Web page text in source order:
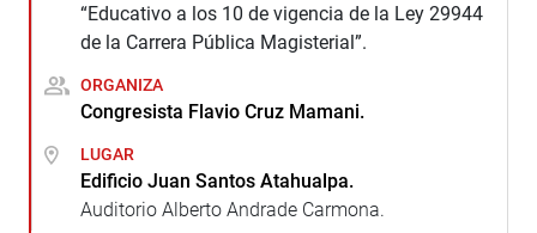
“Educativo a los 10 de vigencia de la Ley 29944
de la Carrera Pública Magisterial”.
ORGANIZA
Congresista Flavio Cruz Mamani.
LUGAR
Edificio Juan Santos Atahualpa.
Auditorio Alberto Andrade Carmona.